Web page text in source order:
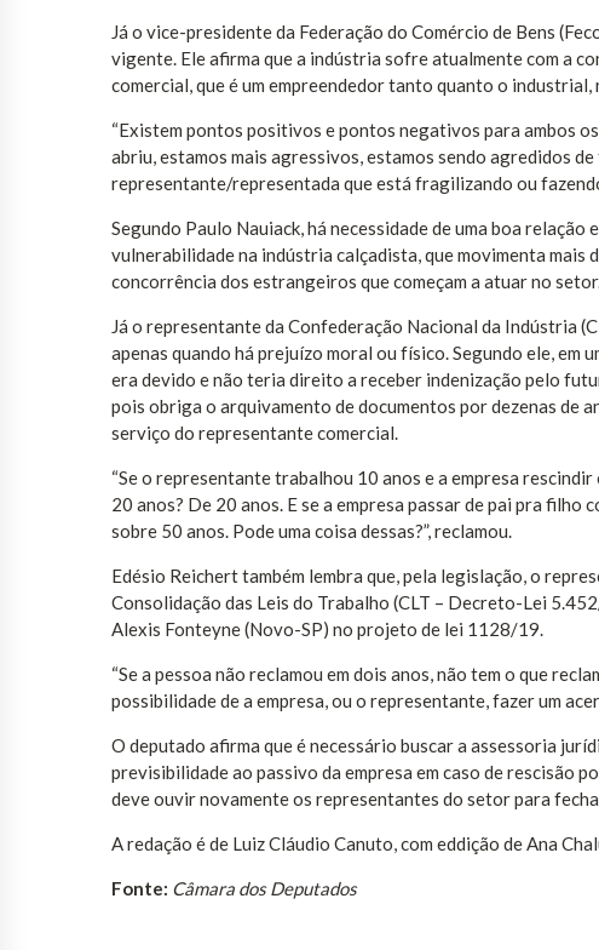
Já o vice-presidente da Federação do Comércio de Bens
vigente. Ele afirma que a indústria sofre atualmente com a
comercial, que é um empreendedor tanto quanto o
“Existem pontos positivos e pontos negativos para ambos
abriu, estamos mais agressivos, estamos sendo agredidos
representante/representada que está fragilizando ou
Segundo Paulo Nauiack, há necessidade de uma boa
vulnerabilidade na indústria calçadista, que movimenta
concorrência dos estrangeiros que começam a atuar no
Já o representante da Confederação Nacional da Indústria
apenas quando há prejuízo moral ou físico. Segundo ele,
era devido e não teria direito a receber indenização pelo
pois obriga o arquivamento de documentos por dezenas de
serviço do representante comercial.
“Se o representante trabalhou 10 anos e a empresa
20 anos? De 20 anos. E se a empresa passar de pai pra filho
sobre 50 anos. Pode uma coisa dessas?”, reclamou.
Edésio Reichert também lembra que, pela legislação, o
Consolidação das Leis do Trabalho (CLT – Decreto-Lei
Alexis Fonteyne (Novo-SP) no projeto de lei 1128/19.
“Se a pessoa não reclamou em dois anos, não tem o que
possibilidade de a empresa, ou o representante, fazer um
O deputado afirma que é necessário buscar a assessoria
previsibilidade ao passivo da empresa em caso de rescisão
deve ouvir novamente os representantes do setor para
A redação é de Luiz Cláudio Canuto, com eddição de Ana
Fonte: Câmara dos Deputados